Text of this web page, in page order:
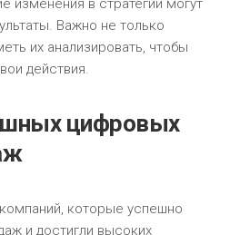
изменения в стратегии могут
Важно не только
их анализировать, чтобы
действия.
цифровых
которые успешно
и достигли высоких